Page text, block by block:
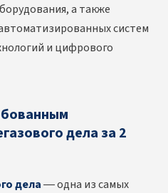
а также
систем
и цифрового
дела за 2
дела— одна из самых